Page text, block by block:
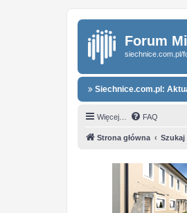
Forum
siechnice.com.pl/
Siechnice.com.pl:
Więcej… FAQ
Strona główna Szukaj